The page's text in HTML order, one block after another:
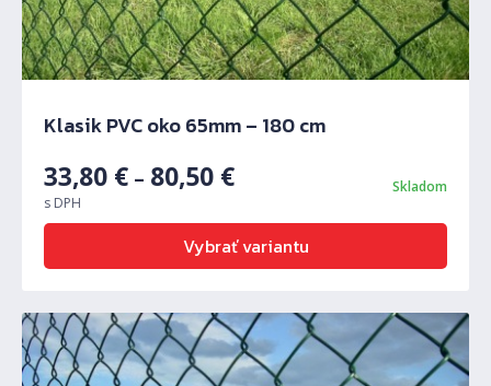
Klasik PVC oko 65mm – 180 cm
33,80 € – 80,50 €
s DPH
Skladom
Vybrať variantu